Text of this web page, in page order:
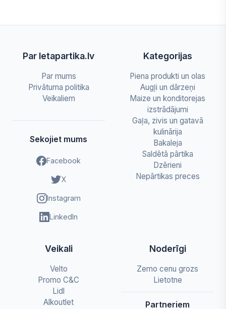
Par letapartika.lv
Par mums
Privātuma politika
Veikaliem
Sekojiet mums
Facebook
X
Instagram
LinkedIn
Kategorijas
Piena produkti un olas
Augļi un dārzeņi
Maize un konditorejas
izstrādājumi
Gaļa, zivis un gatavā
kulinārija
Bakaleja
Saldētā pārtika
Dzērieni
Nepārtikas preces
Veikali
Velto
Promo C&C
Lidl
Alkoutlet
Noderīgi
Zemo cenu grozs
Lietotne
Partneriem